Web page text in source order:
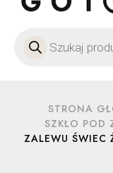
STRONA
SZKŁO POD
ZALEWU ŚWIEC